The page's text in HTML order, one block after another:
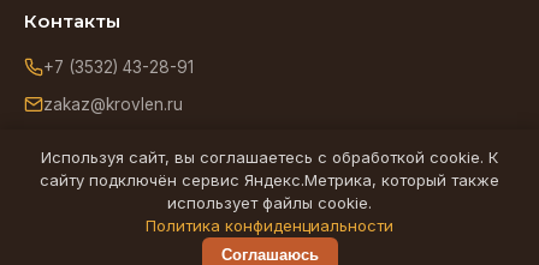
Контакты
+7 (3532) 43-28-91
zakaz@krovlen.ru
Ищем надёжного подрядчика по кровельным работам в
partner@krovlen.ru
Используя сайт, вы соглашаетесь с обработкой cookie. К
сайту подключён сервис Яндекс.Метрика, который также
использует файлы cookie.
Политика конфиденциальности
Соглашаюсь